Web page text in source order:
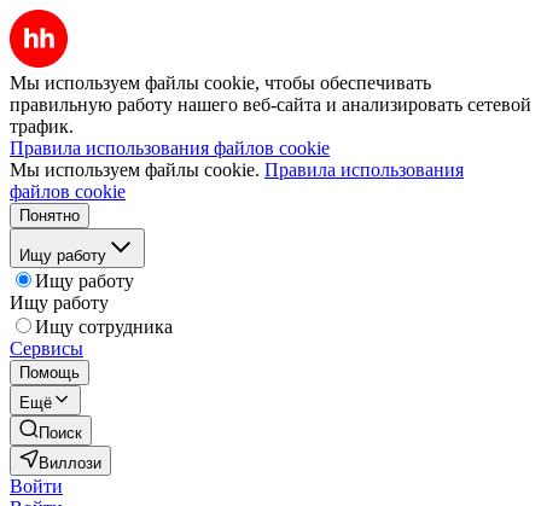
Мы используем файлы cookie, чтобы обеспечивать
правильную работу нашего веб-сайта и анализировать сетевой
трафик.
Правила использования файлов cookie
Мы используем файлы cookie. Правила использования
файлов cookie
Понятно
Ищу работу
Ищу работу
Ищу работу
Ищу сотрудника
Сервисы
Помощь
Ещё
Поиск
Виллози
Войти